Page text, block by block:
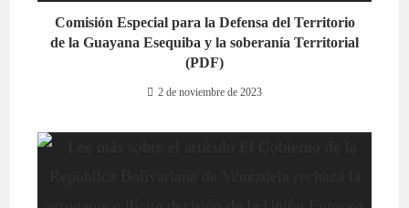
Comisión Especial para la Defensa del Territorio
de la Guayana Esequiba y la soberanía Territorial
(PDF)
2 de noviembre de 2023